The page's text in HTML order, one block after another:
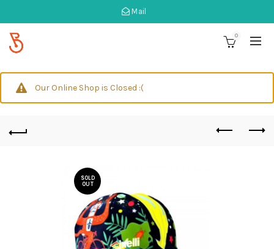
Mail
0
Our Online Shop is Closed :(
SOLD
OUT